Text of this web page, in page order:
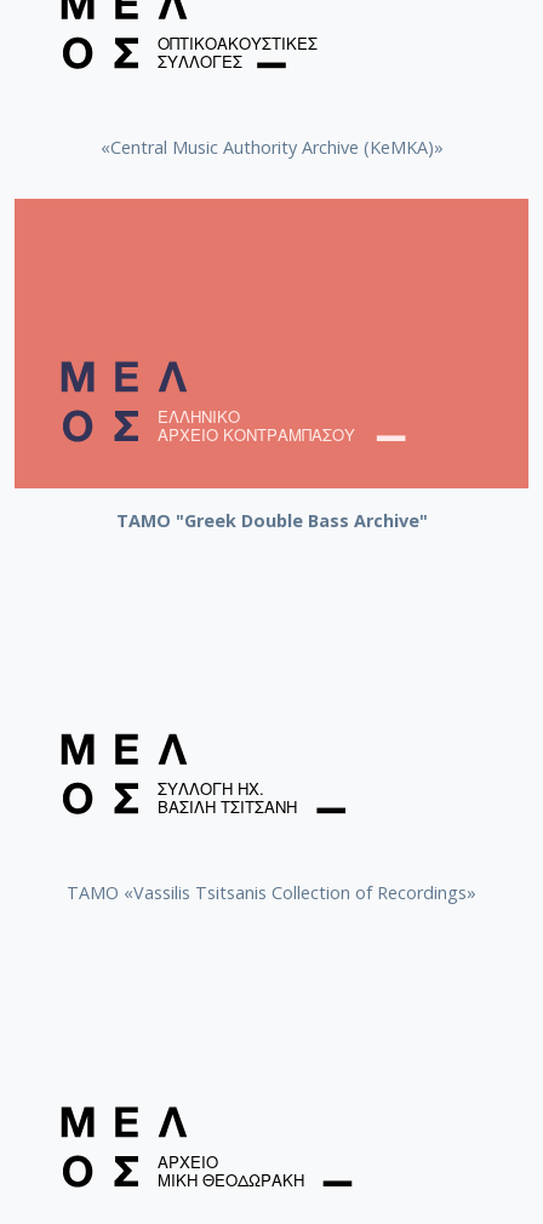
«Central Music Authority Archive (KeMKA)»
ΤΑΜΟ "Greek Double Bass Archive"
TAMO «Vassilis Tsitsanis Collection of Recordings»